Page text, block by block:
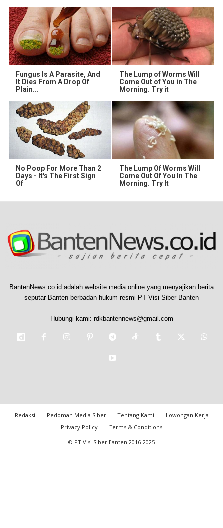
Fungus Is A Parasite, And
It Dies From A Drop Of
Plain...
The Lump of Worms Will
Come Out of You in The
Morning. Try it
No Poop For More Than 2
Days - It's The First Sign
Of
The Lump Of Worms Will
Come Out Of You In The
Morning. Try It
BantenNews.co.id adalah website media online yang menyajikan berita
seputar Banten berbadan hukum resmi PT Visi Siber Banten
Hubungi kami: rdkbantennews@gmail.com
Redaksi Pedoman Media Siber Tentang Kami
Lowongan Kerja
Privacy Policy
Terms & Conditions
© PT Visi Siber Banten 2016-2025